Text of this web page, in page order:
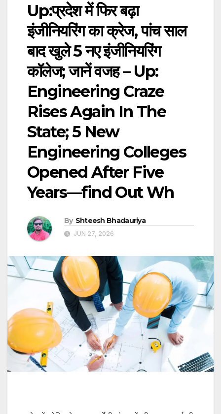
Up:प्रदेश में फिर बढ़ा
इंजीनियरिंग का क्रेज, पांच साल
बाद खुले 5 नए इंजीनियरिंग
कॉलेज; जानें वजह – Up:
Engineering Craze
Rises Again In The
State; 5 New
Engineering Colleges
Opened After Five
Years—find Out Wh
By Shteesh Bhadauriya
JUN 27, 2026